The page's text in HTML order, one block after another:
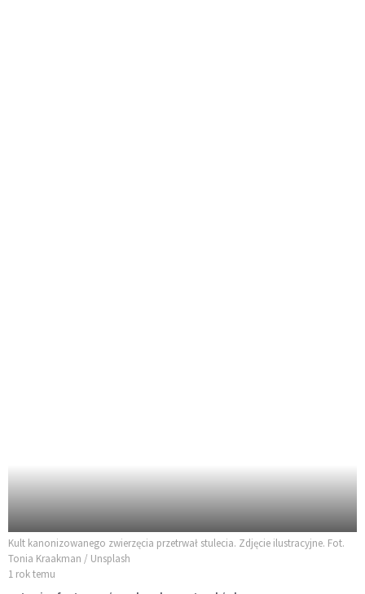
Kult kanonizowanego zwierzęcia przetrwał stulecia. Zdjęcie ilustracyjne. Fot.
Tonia Kraakman / Unsplash
1 rok temu